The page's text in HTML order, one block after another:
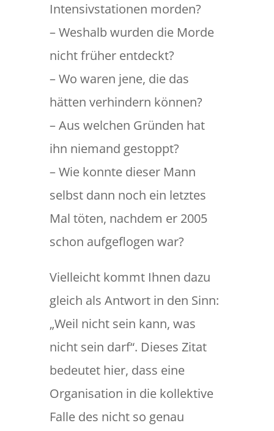
Intensivstationen morden?
– Weshalb wurden die Morde
nicht früher entdeckt?
– Wo waren jene, die das
hätten verhindern können?
– Aus welchen Gründen hat
ihn niemand gestoppt?
– Wie konnte dieser Mann
selbst dann noch ein letztes
Mal töten, nachdem er 2005
schon aufgeflogen war?
Vielleicht kommt Ihnen dazu
gleich als Antwort in den Sinn:
„Weil nicht sein kann, was
nicht sein darf“. Dieses Zitat
bedeutet hier, dass eine
Organisation in die kollektive
Falle des nicht so genau